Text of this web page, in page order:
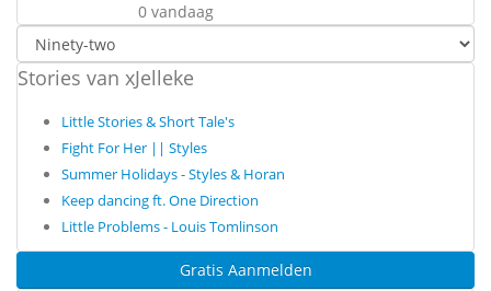
0 vandaag
Stories van xJelleke
Little Stories & Short Tale's
Fight For Her || Styles
Summer Holidays - Styles & Horan
Keep dancing ft. One Direction
Little Problems - Louis Tomlinson
Gratis Aanmelden